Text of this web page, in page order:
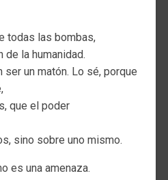
todas las bombas,
la humanidad.
un matón. Lo sé, porque
que el poder
sino sobre uno mismo.
es una amenaza.